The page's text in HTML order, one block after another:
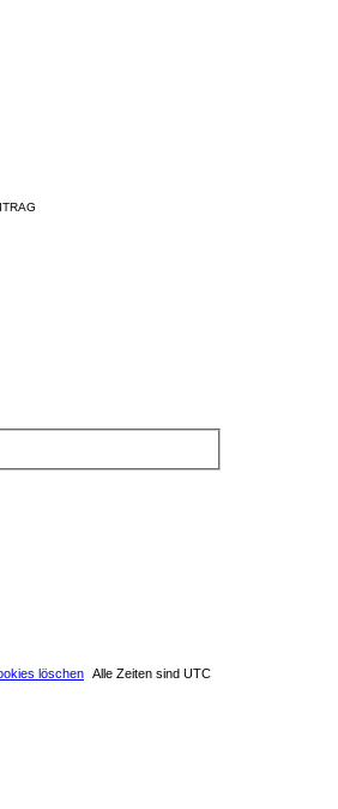
Alle Zeiten sind UTC
löschen